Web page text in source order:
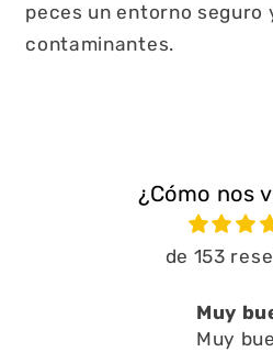
peces un entorno seguro
contaminantes.
¿Cómo nos
de 153
Muy
Muy